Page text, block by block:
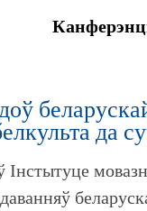
да
Інстытуце